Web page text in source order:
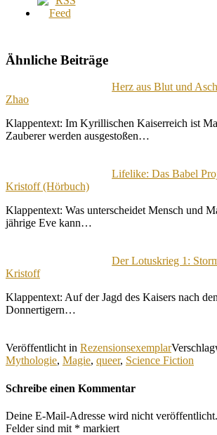
Ähnliche Beiträge
Herz aus Blut und
Zhao
Klappentext: Im Kyrillischen Kaiserreich ist
Zauberer werden ausgestoßen…
Lifelike: Das Babel
Kristoff (Hörbuch)
Klappentext: Was unterscheidet Mensch und
jährige Eve kann…
Der Lotuskrieg 1:
Kristoff
Klappentext: Auf der Jagd des Kaisers nach
Donnertigern…
Veröffentlicht in Rezensionsexemplar
Mythologie, Magie, queer, Science Fiction
Schreibe einen Kommentar
Deine E-Mail-Adresse wird nicht veröffentlicht.
Felder sind mit * markiert